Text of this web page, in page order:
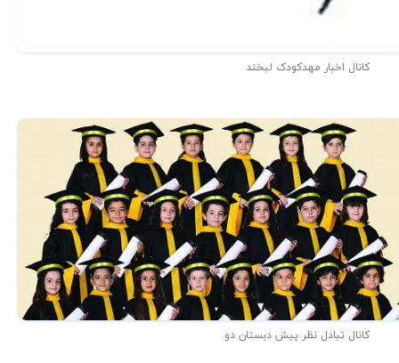
کانال اخبار مهدکودک لبخند
کانال تبادل نظر پیش دبستان دو